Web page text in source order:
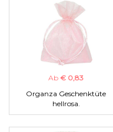
Ab € 0,83
Organza Geschenktüte
hellrosa.